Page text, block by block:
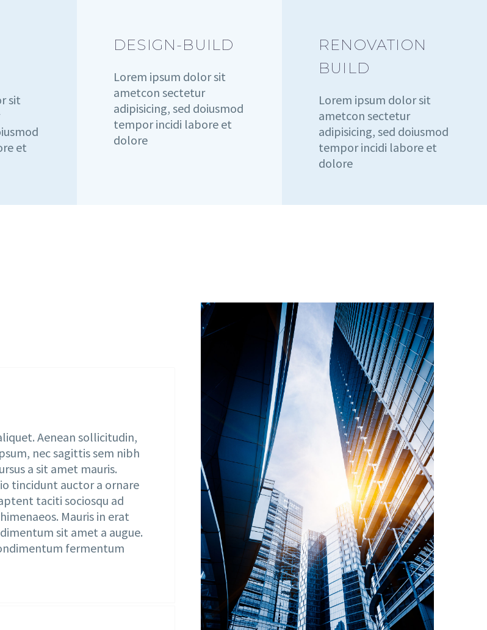
sit
et
DESIGN-BUILD
Lorem ipsum dolor sit
ametcon sectetur
adipisicing, sed doiusmod
tempor incidi labore et
dolore
RENOVATION
BUILD
Lorem ipsum dolor sit
ametcon sectetur
adipisicing, sed doiusmod
tempor incidi labore et
dolore
Aenean sollicitudin,
nec sagittis sem nibh
a sit amet mauris.
tincidunt auctor a ornare
taciti sociosqu ad
Mauris in erat
sit amet a augue.
fermentum